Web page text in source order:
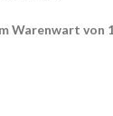
Warenwart von